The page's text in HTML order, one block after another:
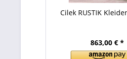
Cilek RUSTIK
863,00 € *